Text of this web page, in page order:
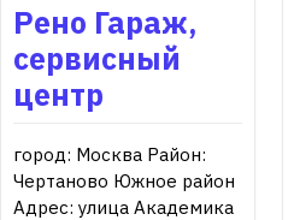
Рено Гараж,
сервисный
центр
город: Москва Район:
Чертаново Южное район
Адрес: улица Академика